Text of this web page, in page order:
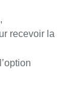
recevoir la